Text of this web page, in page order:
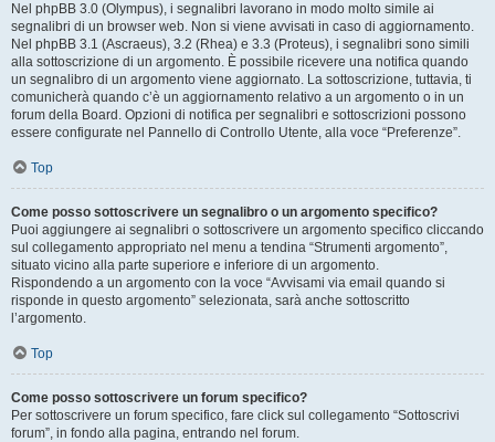
Nel phpBB 3.0 (Olympus), i segnalibri lavorano in modo molto simile ai
segnalibri di un browser web. Non si viene avvisati in caso di aggiornamento.
Nel phpBB 3.1 (Ascraeus), 3.2 (Rhea) e 3.3 (Proteus), i segnalibri sono simili
alla sottoscrizione di un argomento. È possibile ricevere una notifica quando
un segnalibro di un argomento viene aggiornato. La sottoscrizione, tuttavia, ti
comunicherà quando c’è un aggiornamento relativo a un argomento o in un
forum della Board. Opzioni di notifica per segnalibri e sottoscrizioni possono
essere configurate nel Pannello di Controllo Utente, alla voce “Preferenze”.
Top
Come posso sottoscrivere un segnalibro o un argomento specifico?
Puoi aggiungere ai segnalibri o sottoscrivere un argomento specifico cliccando
sul collegamento appropriato nel menu a tendina “Strumenti argomento”,
situato vicino alla parte superiore e inferiore di un argomento.
Rispondendo a un argomento con la voce “Avvisami via email quando si
risponde in questo argomento” selezionata, sarà anche sottoscritto
l’argomento.
Top
Come posso sottoscrivere un forum specifico?
Per sottoscrivere un forum specifico, fare click sul collegamento “Sottoscrivi
forum”, in fondo alla pagina, entrando nel forum.